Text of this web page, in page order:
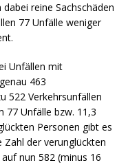
reine Sachschäden
77 Unfälle weniger
Unfällen mit
463
522 Verkehrsunfällen
77 Unfälle bzw. 11,3
Personen gibt es
Zahl der verunglückten
nun 582 (minus 16